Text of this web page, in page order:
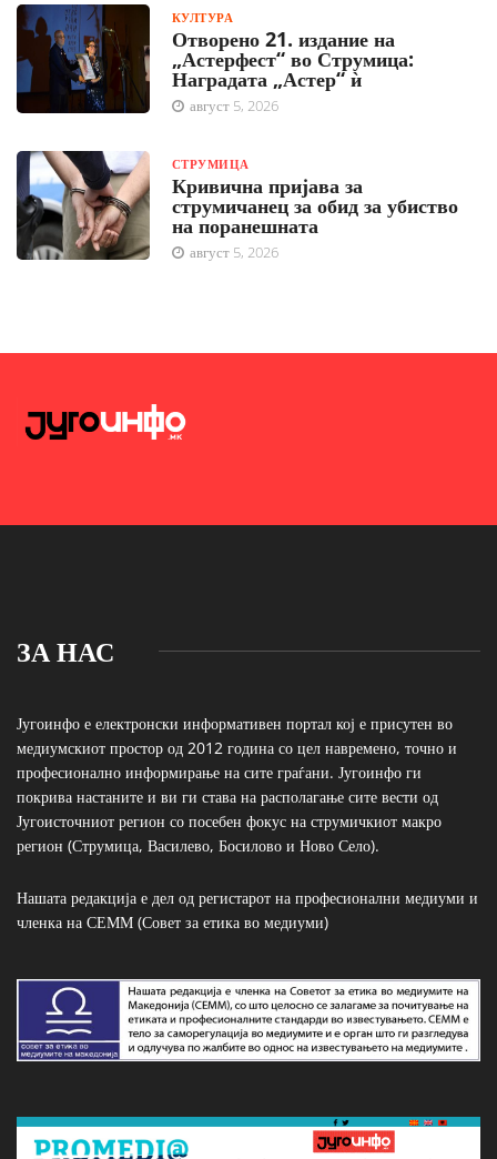
КУЛТУРА
Отворено 21. издание на
„Астерфест“ во Струмица:
Наградата „Астер“ ѝ
август 5, 2026
СТРУМИЦА
Кривична пријава за
струмичанец за обид за убиство
на поранешната
август 5, 2026
ЗА НАС
Југоинфо е електронски информативен портал кој е присутен во
медиумскиот простор од 2012 година со цел навремено, точно и
професионално информирање на сите граѓани. Југоинфо ги
покрива настаните и ви ги става на располагање сите вести од
Југоисточниот регион со посебен фокус на струмичкиот макро
регион (Струмица, Василево, Босилово и Ново Село).
Нашата редакција е дел од регистарот на професионални медиуми и
членка на СЕММ (Совет за етика во медиуми)